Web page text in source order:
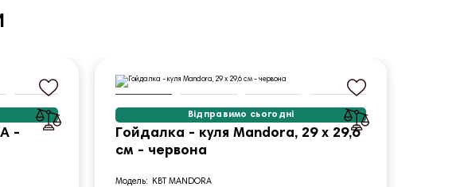
-
Відправимо сьогодні
Гойдалка - куля Mandora, 29 х 29,6
см - червона
KBT MANDORA